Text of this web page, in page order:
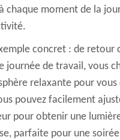
chaque moment de la
concret : de retour
journée de travail, vous
relaxante pour vous
pouvez facilement
pour obtenir une
parfaite pour une